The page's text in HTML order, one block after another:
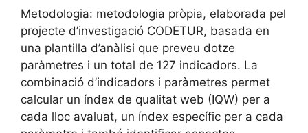
Metodologia: metodologia pròpia, elaborada pel
projecte d’investigació CODETUR, basada en
una plantilla d’anàlisi que preveu dotze
paràmetres i un total de 127 indicadors. La
combinació d’indicadors i paràmetres permet
calcular un índex de qualitat web (IQW) per a
cada lloc avaluat, un índex específic per a cada